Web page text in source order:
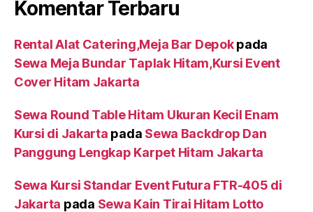
Komentar Terbaru
Rental Alat Catering,Meja Bar Depokpada
Sewa Meja Bundar Taplak Hitam,Kursi Event
Cover Hitam Jakarta
Sewa Round Table Hitam Ukuran Kecil Enam
Kursi di Jakarta pada Sewa Backdrop Dan
Panggung Lengkap Karpet Hitam Jakarta
Sewa Kursi Standar Event Futura FTR-405 di
Jakarta pada Sewa Kain Tirai Hitam Lotto